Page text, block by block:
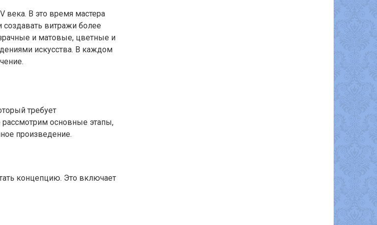
века. В это время мастера
создавать витражи более
и матовые, цветные и
искусства. В каждом
требует
основные этапы,
произведение.
концепцию. Это включает